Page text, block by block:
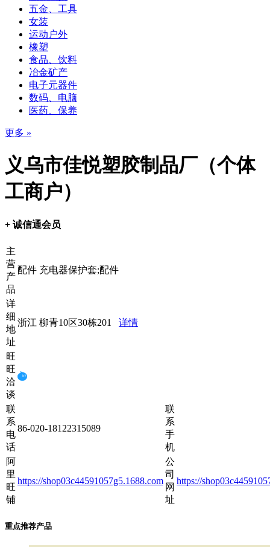
五金、工具
女装
运动户外
橡塑
食品、饮料
冶金矿产
电子元器件
数码、电脑
医药、保养
更多 »
义乌市佳悦塑胶制品厂（个体
工商户）
+ 诚信通会员
主
营
产
品
配件 充电器保护套;配件
详
细
地
址
浙江 柳青10区30栋201 详情
旺
旺
洽
谈
联
系
电
话
86-020-18122315089
联
系
手
机
阿
里
旺
铺
https://shop03c44591057g5.1688.com
公
司
网
址
https://
重点推荐产品